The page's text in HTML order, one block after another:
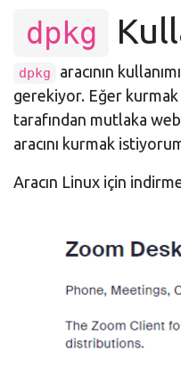
dpkg
dpkg
aracının
gerekiyor. Eğer
tarafından mutlaka
aracını kurmak
Aracın Linux için